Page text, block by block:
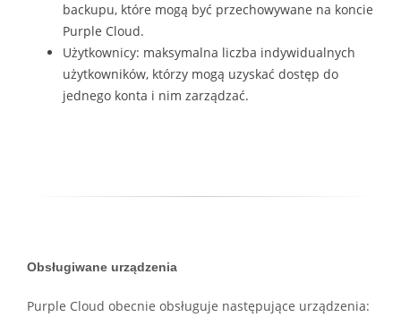
backupu, które mogą być przechowywane na koncie
Purple Cloud.
Użytkownicy: maksymalna liczba indywidualnych
użytkowników, którzy mogą uzyskać dostęp do
jednego konta i nim zarządzać.
Obsługiwane urządzenia
Purple Cloud obecnie obsługuje następujące urządzenia: